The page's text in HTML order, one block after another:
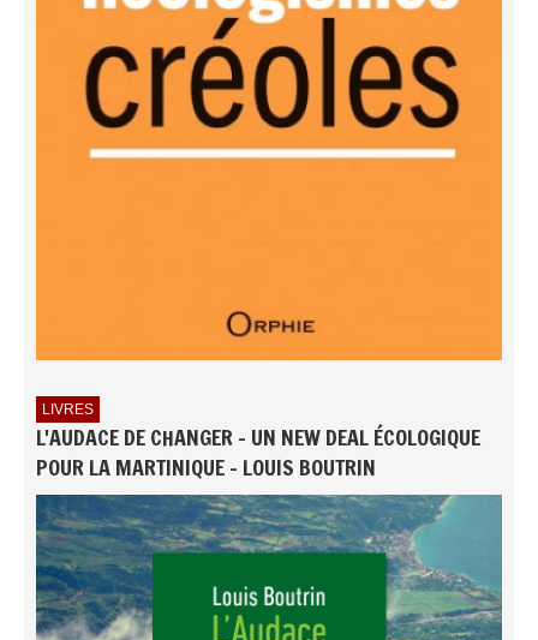
LIVRES
L'AUDACE DE CHANGER - UN NEW DEAL ÉCOLOGIQUE
POUR LA MARTINIQUE - LOUIS BOUTRIN